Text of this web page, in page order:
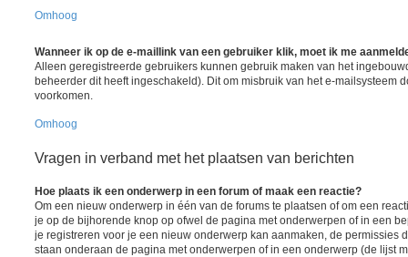
Omhoog
Wanneer ik op de e-maillink van een gebruiker klik, moet ik me
Alleen geregistreerde gebruikers kunnen gebruik maken van het
beheerder dit heeft ingeschakeld). Dit om misbruik van het e-mailsysteem
voorkomen.
Omhoog
Vragen in verband met het plaatsen van berichten
Hoe plaats ik een onderwerp in een forum of maak een reactie?
Om een nieuw onderwerp in één van de forums te plaatsen of om een
je op de bijhorende knop op ofwel de pagina met onderwerpen of in een
je registreren voor je een nieuw onderwerp kan aanmaken, de permissies
staan onderaan de pagina met onderwerpen of in een onderwerp (de lijst